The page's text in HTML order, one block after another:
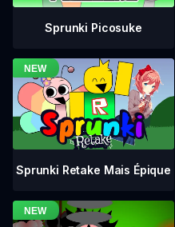
Sprunki Picosuke
Sprunki Retake Mais Épique